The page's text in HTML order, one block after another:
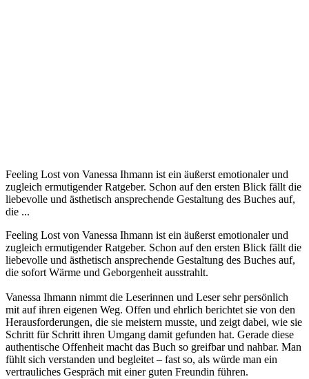
Feeling Lost von Vanessa Ihmann ist ein äußerst emotionaler und
zugleich ermutigender Ratgeber. Schon auf den ersten Blick fällt die
liebevolle und ästhetisch ansprechende Gestaltung des Buches auf,
die ...
Feeling Lost von Vanessa Ihmann ist ein äußerst emotionaler und
zugleich ermutigender Ratgeber. Schon auf den ersten Blick fällt die
liebevolle und ästhetisch ansprechende Gestaltung des Buches auf,
die sofort Wärme und Geborgenheit ausstrahlt.
Vanessa Ihmann nimmt die Leserinnen und Leser sehr persönlich
mit auf ihren eigenen Weg. Offen und ehrlich berichtet sie von den
Herausforderungen, die sie meistern musste, und zeigt dabei, wie sie
Schritt für Schritt ihren Umgang damit gefunden hat. Gerade diese
authentische Offenheit macht das Buch so greifbar und nahbar. Man
fühlt sich verstanden und begleitet – fast so, als würde man ein
vertrauliches Gespräch mit einer guten Freundin führen.